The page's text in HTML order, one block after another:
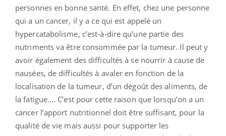
personnes en bonne santé. En effet, chez une personne
qui a un cancer, il y a ce qui est appelé un
hypercatabolisme, c’est-à-dire qu’une partie des
nutriments va être consommée par la tumeur. Il peut y
avoir également des difficultés à se nourrir à cause de
nausées, de difficultés à avaler en fonction de la
localisation de la tumeur, d’un dégoût des aliments, de
la fatigue…. C’est pour cette raison que lorsqu’on a un
cancer l’apport nutritionnel doit être suffisant, pour la
qualité de vie mais aussi pour supporter les